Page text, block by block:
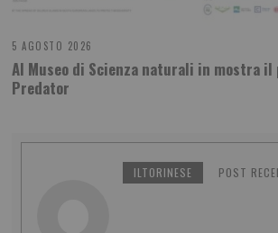
5 AGOSTO 2026
Al Museo di Scienza naturali in mostra
Predator
ILTORINESE POST